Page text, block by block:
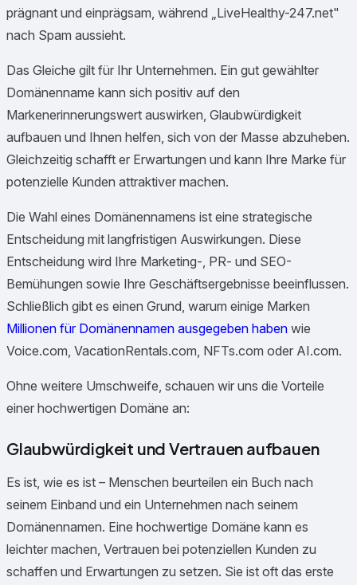
prägnant und einprägsam, während „LiveHealthy-247.net"
nach Spam aussieht.
Das Gleiche gilt für Ihr Unternehmen. Ein gut gewählter
Domänenname kann sich positiv auf den
Markenerinnerungswert auswirken, Glaubwürdigkeit
aufbauen und Ihnen helfen, sich von der Masse abzuheben.
Gleichzeitig schafft er Erwartungen und kann Ihre Marke für
potenzielle Kunden attraktiver machen.
Die Wahl eines Domänennamens ist eine strategische
Entscheidung mit langfristigen Auswirkungen. Diese
Entscheidung wird Ihre Marketing-, PR- und SEO-
Bemühungen sowie Ihre Geschäftsergebnisse beeinflussen.
Schließlich gibt es einen Grund, warum einige Marken
Millionen für Domänennamen ausgegeben haben wie
Voice.com, VacationRentals.com, NFTs.com oder AI.com.
Ohne weitere Umschweife, schauen wir uns die Vorteile
einer hochwertigen Domäne an:
Glaubwürdigkeit und Vertrauen aufbauen
Es ist, wie es ist – Menschen beurteilen ein Buch nach
seinem Einband und ein Unternehmen nach seinem
Domänennamen. Eine hochwertige Domäne kann es
leichter machen, Vertrauen bei potenziellen Kunden zu
schaffen und Erwartungen zu setzen. Sie ist oft das erste